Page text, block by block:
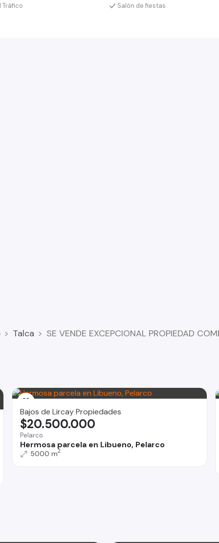
Tráfico
Salón de fiestas
Talca SE VENDE EXCEPCIONAL PROPIEDAD
Bajos de Lircay Propiedades
Pelarco
Hermosa parcela en Libueno, Pelarco
$20.500.000
5000 m2